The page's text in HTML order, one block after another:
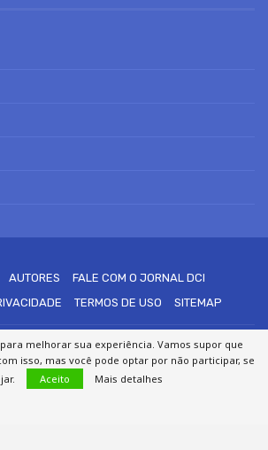
AUTORES
FALE COM O JORNAL DCI
TERMOS DE USO SITEMAP
Digital - Todos os direitos reservados
melhorar sua experiência. Vamos supor que
isso, mas você pode optar por não participar, se
Aceito Mais detalhes